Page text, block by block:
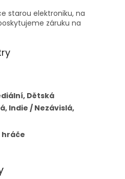
starou elektroniku, na
záruku na
Dětská
Indie / Nezávislá,
hráče